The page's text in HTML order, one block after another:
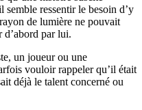
ressentir le besoin d’y
de lumière ne pouvait
d’abord par lui.
un joueur ou une
vouloir rappeler qu’il était
déjà le talent concerné ou